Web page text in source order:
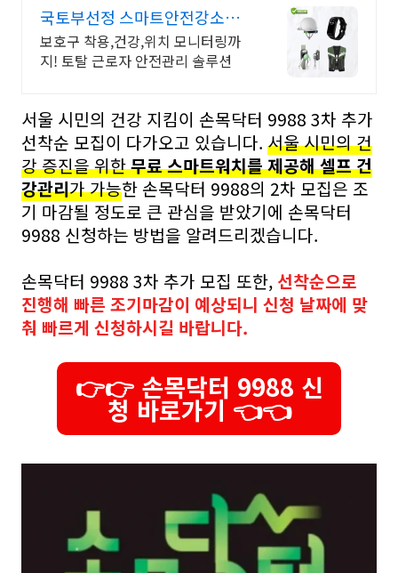
국토부선정 스마트안전강소기
업 합리적인 가격, 무료 컨설팅
보호구 착용,건강,위치 모니터링까
지! 토탈 근로자 안전관리 솔루션
서울 시민의 건강 지킴이 손목닥터 9988 3차 추가
선착순 모집이 다가오고 있습니다. 서울 시민의 건
강 증진을 위한무료 스마트워치를 제공해 셀프 건
강관리가 가능한 손목닥터 9988의 2차 모집은 조
기 마감될 정도로 큰 관심을 받았기에 손목닥터
9988 신청하는 방법을 알려드리겠습니다.
손목닥터 9988 3차 추가 모집 또한, 선착순으로
진행해 빠른 조기마감이 예상되니 신청 날짜에 맞
춰 빠르게 신청하시길 바랍니다.
👉👉 손목닥터 9988 신
청 바로가기 👈👈